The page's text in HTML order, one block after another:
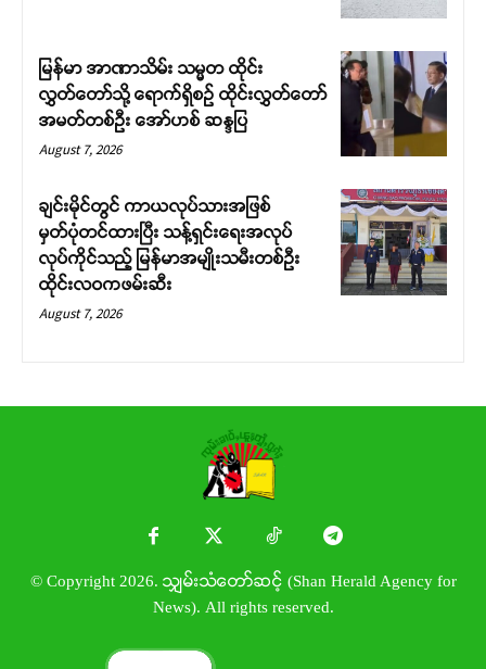
မြန်မာ အာဏာသိမ်း သမ္မတ ထိုင်း
လွှတ်တော်သို့ ရောက်ရှိစဉ် ထိုင်းလွှတ်တော်
အမတ်တစ်ဦး အော်ဟစ် ဆန္ဒပြ
August 7, 2026
ချင်းမိုင်တွင် ကာယလုပ်သားအဖြစ်
မှတ်ပုံတင်ထားပြီး သန့်ရှင်းရေးအလုပ်
လုပ်ကိုင်သည့် မြန်မာအမျိုးသမီးတစ်ဦး
ထိုင်းလဝကဖမ်းဆီး
August 7, 2026
© Copyright 2026. သျှမ်းသံတော်ဆင့် (Shan Herald Agency for
News). All rights reserved.